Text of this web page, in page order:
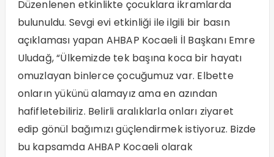
Düzenlenen etkinlikte çocuklara ikramlarda
bulunuldu. Sevgi evi etkinliği ile ilgili bir basın
açıklaması yapan AHBAP Kocaeli İl Başkanı Emre
Uludağ, “Ülkemizde tek başına koca bir hayatı
omuzlayan binlerce çocuğumuz var. Elbette
onların yükünü alamayız ama en azından
hafifletebiliriz. Belirli aralıklarla onları ziyaret
edip gönül bağımızı güçlendirmek istiyoruz. Bizde
bu kapsamda AHBAP Kocaeli olarak